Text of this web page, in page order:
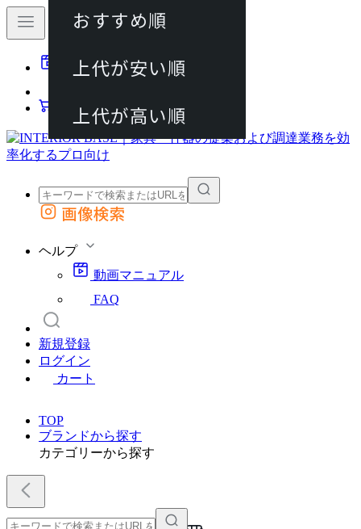
動画マニュアル
カート
外部サイトの商品をカートに追加
画像検索
ヘルプ
動画マニュアル
FAQ
新規登録
ログイン
カート
TOP
ブランドから探す
カテゴリーから探す
おすすめ順
上代が安い順
上代が高い順